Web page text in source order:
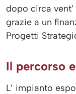
dopo circa
grazie a un
Progetti
Il percorso
L’ impianto